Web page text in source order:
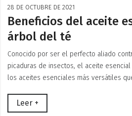
28 DE OCTUBRE DE 2021
Beneficios del aceite
árbol del té
Conocido por ser el perfecto aliado
picaduras de insectos, el aceite
los aceites esenciales más versátiles
Leer +